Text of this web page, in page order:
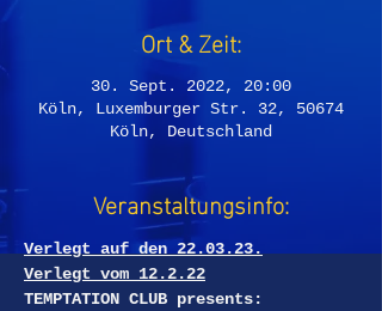
Ort & Zeit:
30. Sept. 2022, 20:00
Köln, Luxemburger Str. 32, 50674
Köln, Deutschland
Veranstaltungsinfo:
Verlegt auf den 22.03.23.
Verlegt vom 12.2.22
TEMPTATION CLUB presents: